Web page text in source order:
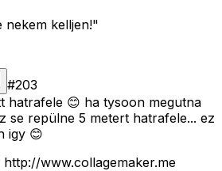
nekem kelljen!"
#203
hatrafele 😊 ha tysoon megutna
se repülne 5 metert hatrafele... ez
igy 😊
www.collagemaker.me